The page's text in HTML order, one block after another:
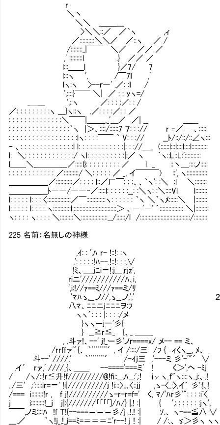
ｒ
＼丶
＼＼ _＿＿___
>＼＼::／ ／｀ヽ ,ィ
／::::::::::＼＼／ ／::ヽ ／ /
/::::::::_|￣￣ ＼／ ／／ ／
,' :::::::::l .} ／／ ／
l:::＿＿l }／7/ 7
l:::ヽ ', /￣7ｌ ,'
lヽ:ヽ >--ｒ―' .／: :ｌ / 触れて差
',::::}￣￣ ＼| ／ : : yヽ=/
_＿___ ',::ヽ ／: : : :／: : /
／: : : : : : : : :ヽ ___}ヽ::ヽ .／: : : :／: : ／
: : : : : : : : : : : : : :＼￣￣|_＿＿,_'___／ ／| __ _＿__
: : : : : : : : : : : : : : : :｀ヽ |＞、::::/::::::7 ７: : :// r ‐／― 、:::::
: : : : : : : : : : : : : : : : : :lヽ: : : :￣￣ ｀ V: : :// __ﾄ/::/::/::∠ヽ:::
‐ 、: : : : : : : : : : : : : :l l: : : : : : : : : : : :|: : ://＿_ (::::::l:::l::::l::::l:::::::::::
l: ＼: : : : : : : : : : : : :/ ヽl: : : : : : : : : :|:／ ヽ ｀ヽ::L::L:':::::::::::
l＿＿＼_＿＿＿___／:::::l}: : : : : : : : : ／ l _ ::丶＿::::ノ:::::
: : : : : : : : : : : : ／::::::::::/ ＼: : : : : ／ _, イ￣￣￣) ::', ヽ::::::::::::::
＿＿＿＿＿／:::::::::::／: : : : l::／厂￣: : :、、｀ヽ': :＼ :l ＼::::::::
_＿＿＿＿__ﾄ――/――‐／:::::l: : : : : :__: :＼ヽ: :＼::::Vl l::::::::
l: : : : : l: : : 〈::::::::::::::::／￣:::::::::::::ヽ: : : : : : ｀ヽ ＼｀ヽﾒ::::::＼ |::::::::
l: : : : : l: : : : ヽ::::::::::::l::::::::::::::::::::::::::::::＞ 、－ '－' ´:::::::::::::::: ＼|:::::::::
ヽ: : : : ヽ: : : : ＼:::::::::＼::::::::::::::::::__/::::::/l /::::::::::::::::::::::::::::::::::/:::::::::
225 名前：名無しの神様
,ｲ: : ',ﾊ r- !::!: :ヽ
,': : : : :!ﾊ--.!::!: : :.∨
!ﾐ、____jﾆi＝!:j___,rjz',
riニ'///////////ﾊ､i,
',i:!//ｧ==ﾐ///ｧ==ミ/ﾘ
'ﾏﾊゝ,__,ノ//,ゝ__,ノ,',' ２０００年のブラ
八ﾏ、ﾆﾆニjﾆﾆﾆヲ:ﾌ
ヽヽ´: : : |: : : :/メ
}ヽヽーｊ一'彡{
} __≧r≦_ {、_ ＿＿_
, .斗ァ!、--' j!_ー彡'ノｒ====x/ メ-- == ミ、
/rrffァ'´{、 ｀¨¨¨¨´ , イ /::::/三 /ﾌ { ィくヽ__, ﾒ、
斗--' ////,' ｀¨¨¨¨´ /-ｲj三 ,'---ミ 彡'-'"´ ∨
,イ´ rァ,' ////_{、＿＿ --===='===ミ' ! く＞',ヘ -ﾐj
/ /ヽ/::!r≦升!f/////////@!fi::__,ﾊ__:',:! iγヽ_f"ヽ::::ヽ_ｊ:、.!
../三' ,:':::::ir=＝' !i|//////////j !i:::〉,.､〈::jj ,ゝ-〈_:〉,イ´ 彡':!､!
/=== i::::::::!r , f j!//////////ゝ-r-r=f=' く, ﾏ/'ﾊr彡'": : : :iﾞ〈
j i:::::::::!__j j|:{///////｢｢｢｢]/ﾊ/} |.! :| { ',: : : : : : :jヽ',
￣￣,ノミ::::ﾊ !f Ｔ!{--===＝＝＝彡/j .!.! :| ｿ.、 ヽ-==≦八 ∨
___,／ ｀ヽ!j_,!_j==ﾐ=＝＝＝ﾆ'r--! j ! :| / /:.、 ゞ＞彡ヽ ヽヽ